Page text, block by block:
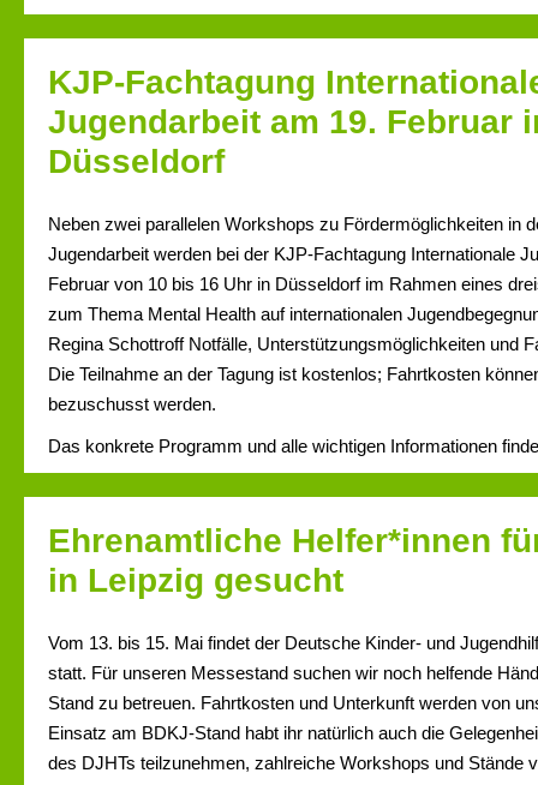
KJP-Fachtagung
Jugendarbeit am 19. Februar
Düsseldorf
Neben zwei parallelen Workshops zu Fördermöglichkeiten in
Jugendarbeit werden bei der KJP-Fachtagung Internationale
Februar von 10 bis 16 Uhr in Düsseldorf im Rahmen eines
zum Thema Mental Health auf internationalen
Regina Schottroff Notfälle, Unterstützungsmöglichkeiten und
Die Teilnahme an der Tagung ist kostenlos; Fahrtkosten
bezuschusst werden.
Das konkrete Programm und alle wichtigen Informationen
Ehrenamtliche Helfer*innen
in Leipzig gesucht
Vom 13. bis 15. Mai findet der Deutsche Kinder- und
statt. Für unseren Messestand suchen wir noch helfende
Stand zu betreuen. Fahrtkosten und Unterkunft werden von
Einsatz am BDKJ-Stand habt ihr natürlich auch die
des DJHTs teilzunehmen, zahlreiche Workshops und Stände